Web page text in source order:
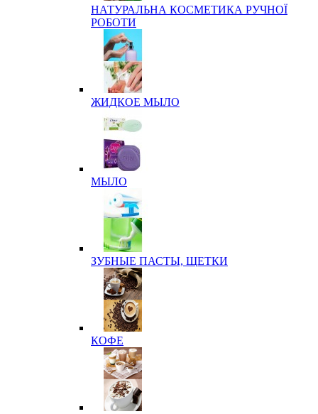
НАТУРАЛЬНА КОСМЕТИКА РУЧНОЇ
РОБОТИ
ЖИДКОЕ МЫЛО
МЫЛО
ЗУБНЫЕ ПАСТЫ, ЩЕТКИ
КОФЕ